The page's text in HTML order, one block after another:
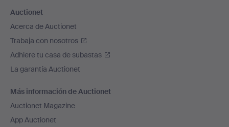
Auctionet
Acerca de Auctionet
Trabaja con nosotros
Adhiere tu casa de subastas
La garantía Auctionet
Más información de Auctionet
Auctionet Magazine
App Auctionet